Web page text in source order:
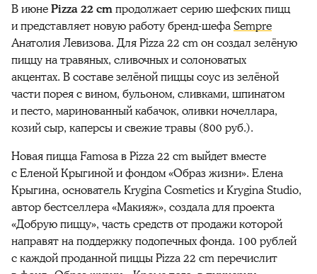
В июнеPizza 22 cmпродолжает серию шефских пицц
и представляет новую работу бренд-шефаSempre
Анатолия Левизова. Для Pizza 22 cm он создал зелёную
пиццу на травяных, сливочных и солоноватых
акцентах. В составе зелёной пиццы соус из зелёной
части порея с вином, бульоном, сливками, шпинатом
и песто, маринованный кабачок, оливки ночеллара,
козий сыр, каперсы и свежие травы (800 руб.).
Новая пицца Famosa в Pizza 22 cm выйдет вместе
с Еленой Крыгиной и фондом «Образ жизни». Елена
Крыгина, основатель Krygina Cosmetics и Krygina Studio,
автор бестселлера «Макияж», создала для проекта
«Добрую пиццу», часть средств от продажи которой
направят на поддержку подопечных фонда. 100 рублей
с каждой проданной пиццы Pizza 22 cm перечислит